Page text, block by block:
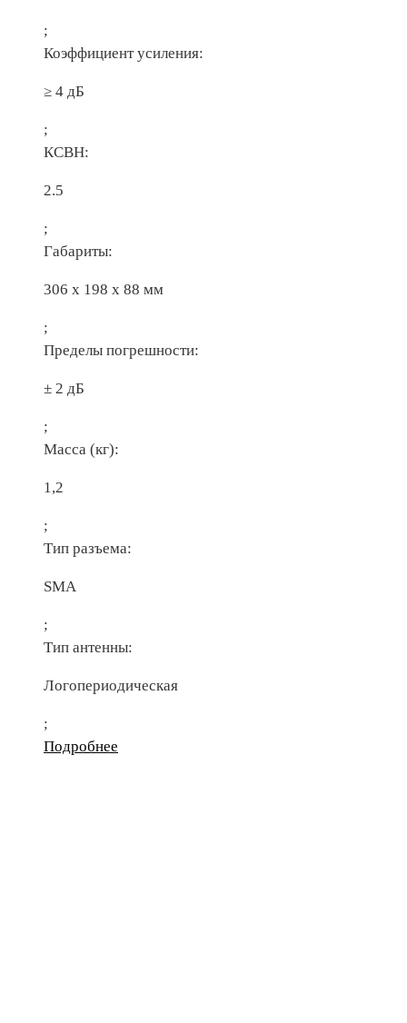
;
Коэффициент усиления:
≥ 4 дБ
;
КСВН:
2.5
;
Габариты:
306 х 198 х 88 мм
;
Пределы погрешности:
± 2 дБ
;
Масса (кг):
1,2
;
Тип разъема:
SMA
;
Тип антенны:
Логопериодическая
;
Подробнее